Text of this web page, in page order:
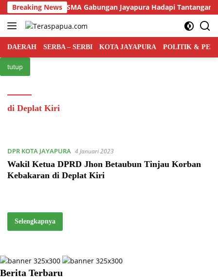
Langsung
ke
konten
Breaking News
ke-75 Tahun, SMA Gabungan Jayapura Hadapi Tantangan
DAERAH SERBA – SERBI KOTA JAYAPURA POLITIK &
tutup
di Deplat Kiri
DPR KOTA JAYAPURA 4 Januari 2023
Wakil Ketua DPRD Jhon Betaubun Tinjau Korban
Kebakaran di Deplat Kiri
Selengkapnya
Berita Terbaru